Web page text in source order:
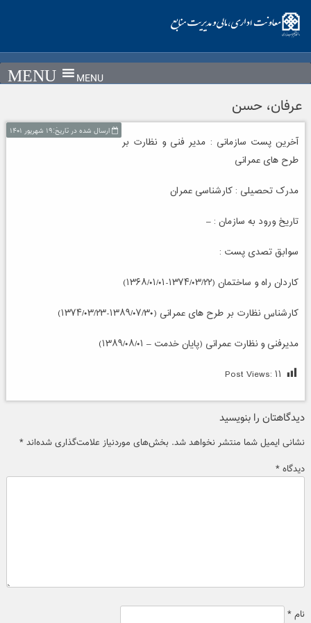
content
MENU
عرفان، حسن
ارسال شده در تاریخ:۱۹ شهریور ۱۴۰۱
آخرین پست سازمانی : مدیر فنی و نظارت بر
طرح های عمرانی
مدرک تحصیلی : کارشناسی عمران
تاریخ ورود به سازمان : –
سوابق تصدی پست :
کاردان راه و ساختمان (۱۳۷۴/۰۳/۲۲-۱۳۶۸/۰۱/۰۱)
کارشناس نظارت بر طرح های عمرانی (۱۳۸۹/۰۷/۳۰-۱۳۷۴/۰۳/۲۳)
مدیرفنی و نظارت عمرانی (پایان خدمت – ۱۳۸۹/۰۸/۰۱)
Post Views: ۱۱
دیدگاهتان را بنویسید
نشانی ایمیل شما منتشر نخواهد شد. بخش‌های موردنیاز علامت‌گذاری شده‌اند *
دیدگاه *
نام *